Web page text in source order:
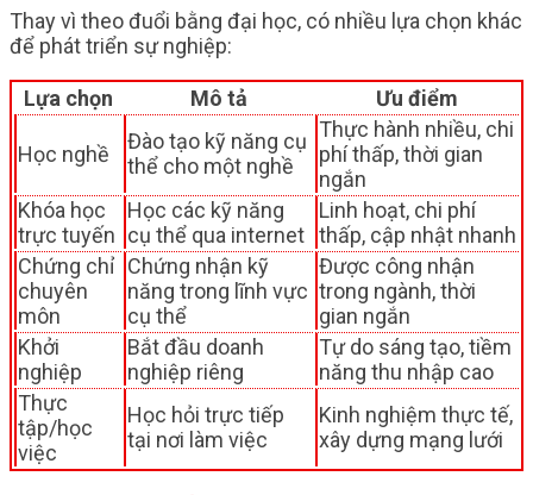
Thay vì theo đuổi bằng đại học, có nhiều lựa chọn khác
để phát triển sự nghiệp:
Lựa chọn Mô tả Ưu điểm
Học nghề
Đào tạo kỹ năng cụ
thể cho một nghề
Thực hành nhiều, chi
phí thấp, thời gian
ngắn
Khóa học
trực tuyến
Học các kỹ năng
cụ thể qua internet
Linh hoạt, chi phí
thấp, cập nhật nhanh
Chứng chỉ
chuyên
môn
Chứng nhận kỹ
năng trong lĩnh vực
cụ thể
Được công nhận
trong ngành, thời
gian ngắn
Khởi
nghiệp
Bắt đầu doanh
nghiệp riêng
Tự do sáng tạo, tiềm
năng thu nhập cao
Thực
tập/học
việc
Học hỏi trực tiếp
tại nơi làm việc
Kinh nghiệm thực tế,
xây dựng mạng lưới